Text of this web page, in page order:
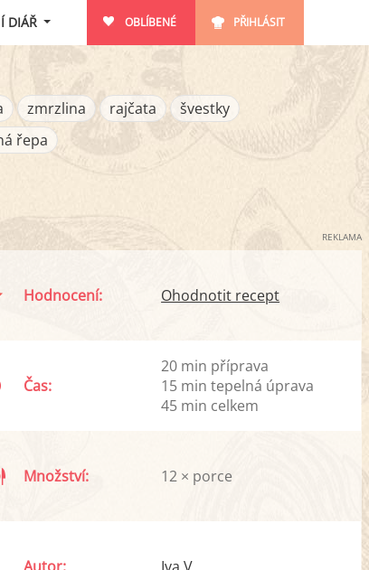
DIÁŘ OBLÍBENÉ PŘIHLÁSIT
zmrzlina rajčata
švestky
řepa
REKLAMA
Hodnocení: Ohodnotit recept
Čas:
20 min příprava
15 min tepelná úprava
45 min celkem
Množství: 12 × porce